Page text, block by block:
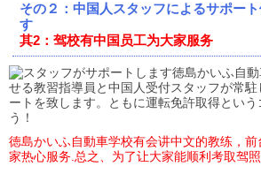
その２：中国人スタッフによるサポー
す
其2：驾校有中国员工为大家服务
徳島かいふ自
せる教習指導員と中国人受付スタッフが常
ートを致します。ともに運転免許取得という
う！
徳島かいふ自動車学校有会讲中文的教练，
家热心服务.总之、为了让大家能顺利考取驾